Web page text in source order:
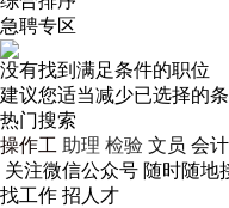
急聘专区
没有找到满足条件的职位
建议您适当减少已选择的
热门搜索
操作工 助理 检验 文员 会计
关注微信公众号 随时随地
找工作 招人才